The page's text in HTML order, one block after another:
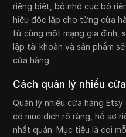
riêng biệt, bộ nhớ cục bộ
hiệu độc lập cho từng cửa
từ cùng một mạng gia đình,
lập tài khoản và sản phẩm
cửa hàng.
Cách quản lý nhiều
Quản lý nhiều cửa hàng
có mục đích rõ ràng, hồ sơ
nhất quán. Mục tiêu là coi